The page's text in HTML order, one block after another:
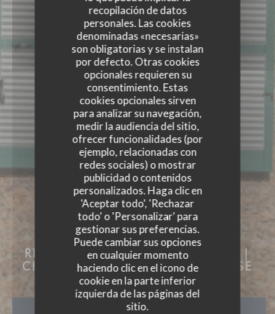
recopilación de datos
personales. Las cookies
denominadas «necesarias»
son obligatorias y se instalan
por defecto. Otras cookies
opcionales requieren su
consentimiento. Estas
cookies opcionales sirven
para analizar su navegación,
medir la audiencia del sitio,
ofrecer funcionalidades (por
ejemplo, relacionadas con
redes sociales) o mostrar
publicidad o contenidos
personalizados. Haga clic en
'Aceptar todo', 'Rechazar
todo' o 'Personalizar' para
gestionar sus preferencias.
Puede cambiar sus opciones
en cualquier momento
haciendo clic en el icono de
cookie en la parte inferior
izquierda de las páginas del
sitio.
AUBERGE DES 3
RESTAURANTE Y HABITACIONES
|
CHOISEL | VALLEE DE CHEVREUSE
RESERVAR UNA MESA